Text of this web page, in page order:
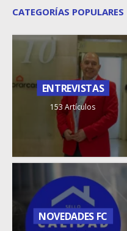
CATEGORÍAS POPULARES
ENTREVISTAS
153 Artículos
NOVEDADES FC